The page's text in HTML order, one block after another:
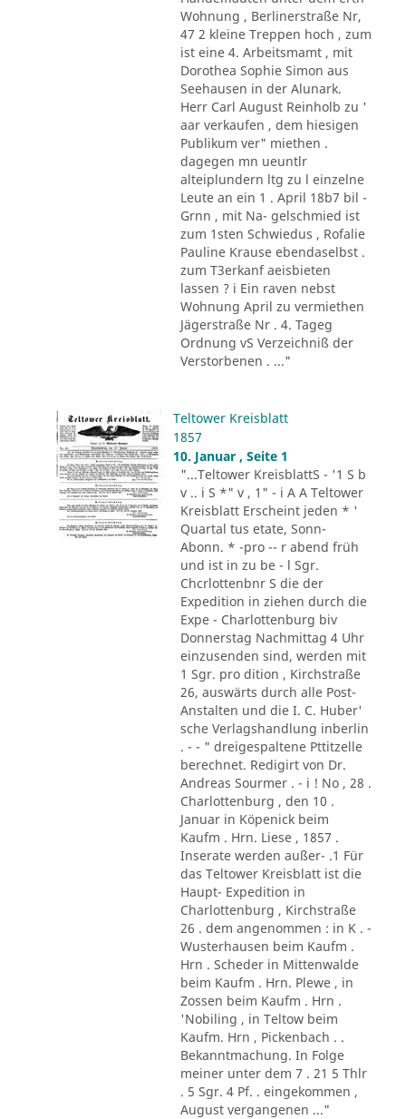
Wohnung , Berlinerstraße Nr,
47 2 kleine Treppen hoch , zum
ist eine 4. Arbeitsmamt , mit
Dorothea Sophie Simon aus
Seehausen in der Alunark.
Herr Carl August Reinholb zu '
aar verkaufen , dem hiesigen
Publikum ver" miethen .
dagegen mn ueuntlr
alteiplundern ltg zu l einzelne
Leute an ein 1 . April 18b7 bil -
Grnn , mit Na- gelschmied ist
zum 1sten Schwiedus , Rofalie
Pauline Krause ebendaselbst .
zum T3erkanf aeisbieten
lassen ? i Ein raven nebst
Wohnung April zu vermiethen
Jägerstraße Nr . 4. Tageg
Ordnung vS Verzeichniß der
Verstorbenen . ..."
Teltower Kreisblatt
1857
10. Januar , Seite 1
"...Teltower KreisblattS - '1 S b
v .. i S *" v , 1" - i A A Teltower
Kreisblatt Erscheint jeden * '
Quartal tus etate, Sonn-
Abonn. * -pro -- r abend früh
und ist in zu be - l Sgr.
Chcrlottenbnr S die der
Expedition in ziehen durch die
Expe - Charlottenburg biv
Donnerstag Nachmittag 4 Uhr
einzusenden sind, werden mit
1 Sgr. pro dition , Kirchstraße
26, auswärts durch alle Post-
Anstalten und die I. C. Huber'
sche Verlagshandlung inberlin
. - - " dreigespaltene Pttitzelle
berechnet. Redigirt von Dr.
Andreas Sourmer . - i ! No , 28 .
Charlottenburg , den 10 .
Januar in Köpenick beim
Kaufm . Hrn. Liese , 1857 .
Inserate werden außer- .1 Für
das Teltower Kreisblatt ist die
Haupt- Expedition in
Charlottenburg , Kirchstraße
26 . dem angenommen : in K . -
Wusterhausen beim Kaufm .
Hrn . Scheder in Mittenwalde
beim Kaufm . Hrn. Plewe , in
Zossen beim Kaufm . Hrn .
'Nobiling , in Teltow beim
Kaufm. Hrn , Pickenbach . .
Bekanntmachung. In Folge
meiner unter dem 7 . 21 5 Thlr
. 5 Sgr. 4 Pf. . eingekommen ,
August vergangenen ..."